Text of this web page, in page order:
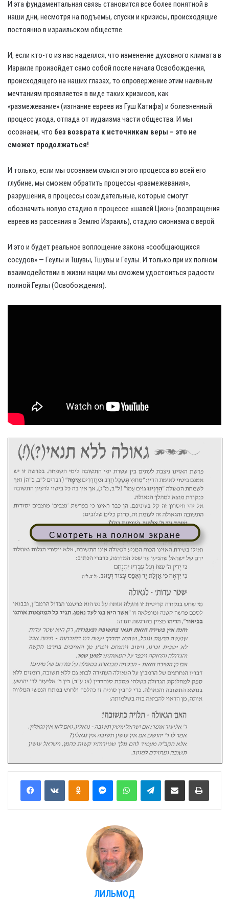
И эта фундаментальная связь становится все более понятной в
наши дни, несмотря на подъемы, спуски и кризисы, происходящие
постоянно в израильском обществе.
И, если кто-то из нас надеялся, что изменение духовного климата в
Израиле произойдет само собой после начала Освобождения,
происходящего на наших глазах, то опровержение этим наивным
мечтаниям проявляется в виде таких кризисов, как
«размежевание» (изгнание евреев из Гуш Катифа) и болезненный
процесс ухода, отпада от иудаизма части общества. И мы
осознаем, что без возврата к источникам веры – это не
сможет продолжаться!
И только, если мы осознаем смысл этого процесса во всей его
глубине, мы сможем обратить процессы «размежевания»,
разрушения, в процессы созидательные, которые смогут
обозначить новую стадию в процессе «шавей Цион» (возвращения
евреев из рассеяния в Землю Израиль), стадию сионизма с верой.
И это и будет реальное воплощение закона «сообщающихся
сосудов» — Геулы и Тшувы, Тшувы и Геулы. И только при их полном
взаимодействии в жизни нации мы сможем удостоиться радости
полной Геулы (Освобождения).
Смотреть на полном экране
Odnoklassniki Messenger WhatsApp Telegram Share via Email Print
ЛИЛЬМОД